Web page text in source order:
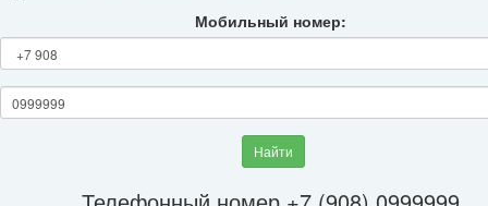
Мобильный номер:
Найти